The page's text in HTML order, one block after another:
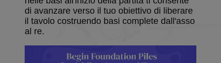
di avanzare verso il tuo obiettivo di liberare
il tavolo costruendo basi complete dall'asso
al re.